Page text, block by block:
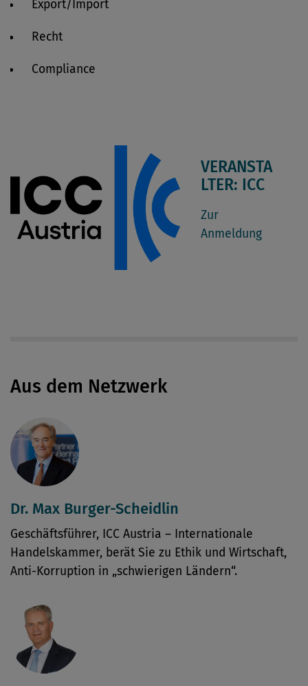
Export/Import
Recht
Compliance
VERANSTA
LTER: ICC
Zur
Anmeldung
Aus dem Netzwerk
Dr. Max Burger-Scheidlin
Geschäftsführer, ICC Austria – Internationale
Handelskammer, berät Sie zu Ethik und Wirtschaft,
Anti-Korruption in „schwierigen Ländern“.